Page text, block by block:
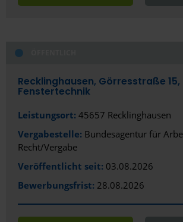
Recklinghausen, Görresstraße
Fenstertechnik
Leistungsort: 45657 Recklinghausen
Vergabestelle: Bundesagentur für
Recht/Vergabe
Veröffentlicht seit: 03.08.2026
Bewerbungsfrist: 28.08.2026